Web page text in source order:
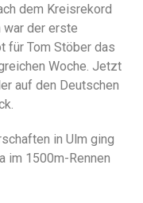
dem Kreisrekord
war der erste
für Tom Stöber das
Woche. Jetzt
auf den Deutschen
in Ulm ging
im 1500m-Rennen